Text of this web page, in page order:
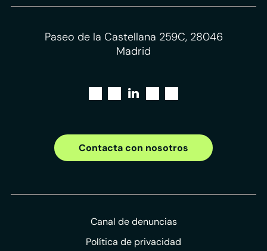
Paseo de la Castellana 259C, 28046
Madrid
Contacta con nosotros
Canal de denuncias
Política de privacidad